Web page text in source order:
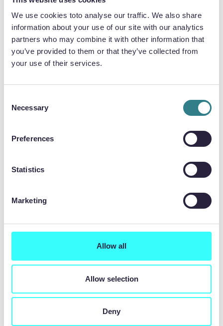
We use cookies toto analyse our traffic. We also share
information about your use of our site with our analytics
partners who may combine it with other information that
you’ve provided to them or that they’ve collected from
your use of their services.
Selection
Necessary
Preferences
Statistics
Marketing
Allow all
Allow selection
Deny
Werkzeugbau senkt die Einrichtungs- und
Produktionskosten und ist daher ideal für die
Herstellung von Prototypen und die flexible
Lieferung.
Integrität von metallischen Bipolarplatten und
beseitigt die mit gestanzten und
Probleme. Es vermeidet mechanische Grate
Materialeigenschaften.
KOMPLEXITÄT DER FLIESSKANÄLE
Beim chemischen Ätzen werden digitale
Werkzeuge eingesetzt, um Strömungskanäle
Komplexität des Designs ermöglicht. Die